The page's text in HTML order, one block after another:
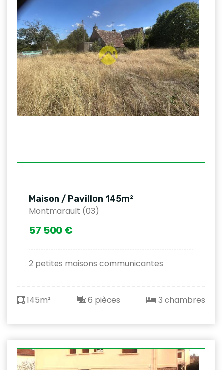
Maison / Pavillon 145m²
Montmarault (03)
57 500 €
2 petites maisons communicantes
145m² 6 pièces 3 chambres